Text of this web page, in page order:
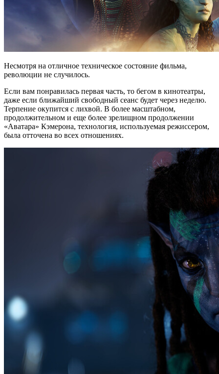
Несмотря на отличное техническое состояние фильма,
революции не случилось.
Если вам понравилась первая часть, то бегом в кинотеатры,
даже если ближайший свободный сеанс будет через неделю.
Терпение окупится с лихвой. В более масштабном,
продолжительном и еще более зрелищном продолжении
«Аватара» Кэмерона, технология, используемая режиссером,
была отточена во всех отношениях.